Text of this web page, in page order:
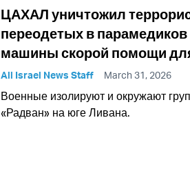
ЦАХАЛ уничтожил
переодетых в
машины скорой помощи
All Israel News Staff March 31, 2026
Военные изолируют и окружают
«Радван» на юге Ливана.